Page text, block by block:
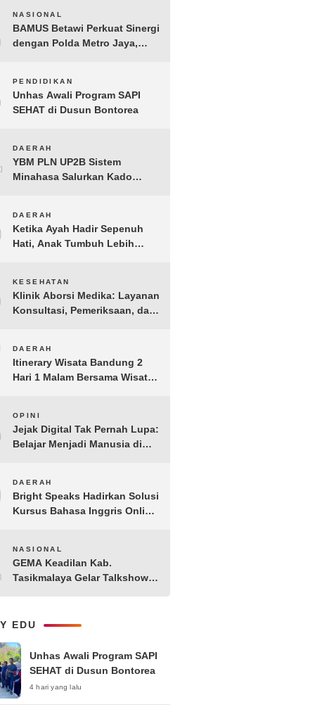
NASIONAL
BAMUS Betawi Perkuat Sinergi
dengan Polda Metro Jaya,
Kondusif Jelang HUT ke-81
Republik Indonesia
PENDIDIKAN
Unhas Awali Program SAPI
SEHAT di Dusun Bontorea
DAERAH
YBM PLN UP2B Sistem
Minahasa Salurkan Kado
Tomohon
DAERAH
Ketika Ayah Hadir Sepenuh
Hati, Anak Tumbuh Lebih
KESEHATAN
Klinik Aborsi Medika: Layanan
Konsultasi, Pemeriksaan, dan
DAERAH
Itinerary Wisata Bandung 2
Hari 1 Malam Bersama Wisata
OPINI
Jejak Digital Tak Pernah Lupa:
Belajar Menjadi Manusia di
DAERAH
Bright Speaks Hadirkan Solusi
Kursus Bahasa Inggris Online
Bicara
NASIONAL
GEMA Keadilan Kab.
Tasikmalaya Gelar Talkshow
Negara di Era Post-Truth”
EDU
Unhas Awali Program SAPI
SEHAT di Dusun Bontorea
4 hari yang lalu